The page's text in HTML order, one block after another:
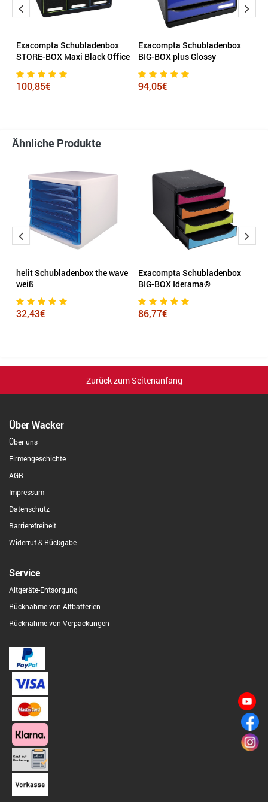
Exacompta Schubladenbox
STORE-BOX Maxi Black Office
100,85€
Exacompta Schubladenbox
BIG-BOX plus Glossy
94,05€
Ähnliche Produkte
helit Schubladenbox the wave
weiß
32,43€
Exacompta Schubladenbox
BIG-BOX Iderama®
86,77€
Zurück zum Seitenanfang
Über Wacker
Über uns
Firmengeschichte
AGB
Impressum
Datenschutz
Barrierefreiheit
Widerruf & Rückgabe
Service
Altgeräte-Entsorgung
Rücknahme von Altbatterien
Rücknahme von Verpackungen